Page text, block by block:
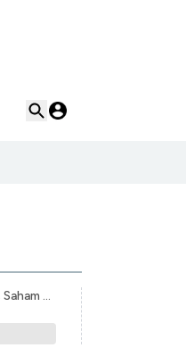
Indeks Saham Syariah Indonesia